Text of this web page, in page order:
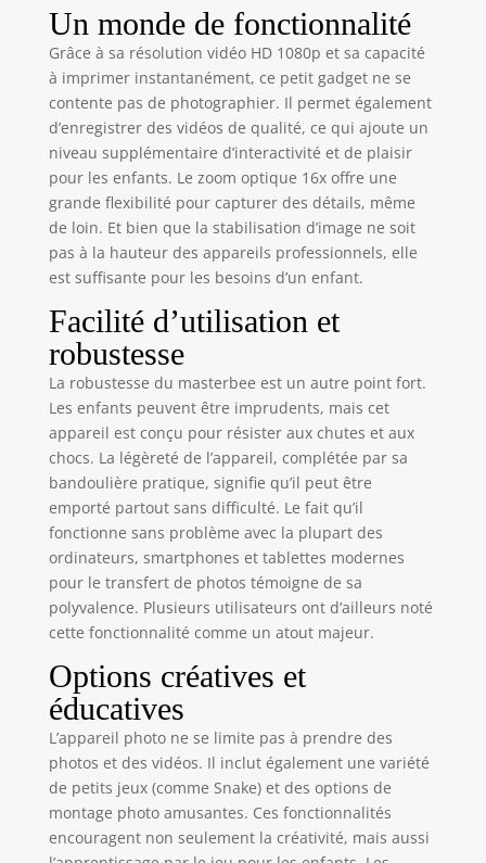
les enfants. Les
enfants peuvent
peindre les photos
avec leurs stylos
de couleurs
préférées Appareil
photo numérique
multifonctionnel
pour enfants: avec
fonctions
d'impression
instantanée,
capture d'images
colorées et de
vidéos HD 1080p,
musique, jeux de
puzzle, etc., jeu
plus créatif avec
plusieurs cadres,
filtres de couleur
et effets miroir,
inspirant leur sens
de la créativité,
aide pour
développer
l'intelligence des
enfants et cultiver
leur capacité de
cadeaux pour les
enfants Caméra
HD et selfie: nos
caméras pour
enfants aident les
enfants à
Un monde de fonctionnalité
Grâce à sa résolution vidéo HD 1080p et sa capacité
à imprimer instantanément, ce petit gadget ne se
contente pas de photographier. Il permet également
d’enregistrer des vidéos de qualité, ce qui ajoute un
niveau supplémentaire d’interactivité et de plaisir
pour les enfants. Le zoom optique 16x offre une
grande flexibilité pour capturer des détails, même
de loin. Et bien que la stabilisation d’image ne soit
pas à la hauteur des appareils professionnels, elle
est suffisante pour les besoins d’un enfant.
Facilité d’utilisation et
robustesse
La robustesse du masterbee est un autre point fort.
Les enfants peuvent être imprudents, mais cet
appareil est conçu pour résister aux chutes et aux
chocs. La légèreté de l’appareil, complétée par sa
bandoulière pratique, signifie qu’il peut être
emporté partout sans difficulté. Le fait qu’il
fonctionne sans problème avec la plupart des
ordinateurs, smartphones et tablettes modernes
pour le transfert de photos témoigne de sa
polyvalence. Plusieurs utilisateurs ont d’ailleurs noté
cette fonctionnalité comme un atout majeur.
Options créatives et
éducatives
L’appareil photo ne se limite pas à prendre des
photos et des vidéos. Il inclut également une variété
de petits jeux (comme Snake) et des options de
montage photo amusantes. Ces fonctionnalités
encouragent non seulement la créativité, mais aussi